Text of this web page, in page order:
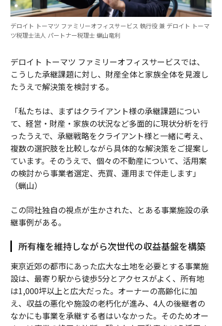
デロイト トーマツ ファミリーオフィスサービス 執行役 兼 デロイト トーマ
ツ税理士法人 パートナー税理士 蝋山竜利
デロイト トーマツ ファミリーオフィスサービスでは、
こうした承継課題に対し、財産全体と家族全体を見渡し
たうえで解決策を検討する。
「私たちは、まずはクライアント様の承継課題につい
て、経営・財産・家族の状況など多面的に現状分析を行
ったうえで、承継戦略をクライアント様と一緒に考え、
複数の選択肢を比較しながら具体的な解決策をご提案し
ています。そのうえで、個々の不動産について、活用案
の検討から事業者選定、売買、運用まで伴走します」
（蝋山）
この同社独自の視点が生かされた、とある事業施設の承
継事例がある。
所有権を維持しながら次世代の収益基盤を構築
東京近郊の都市にあった広大な土地を必要とする事業施
設は、最寄り駅から徒歩5分とアクセスがよく、所有地
は1,000坪以上と広大だった。オーナーの高齢化に加
え、収益の悪化や施設の老朽化が進み、4人の後継者の
なかにも事業を承継する者はいなかった。そのためオー